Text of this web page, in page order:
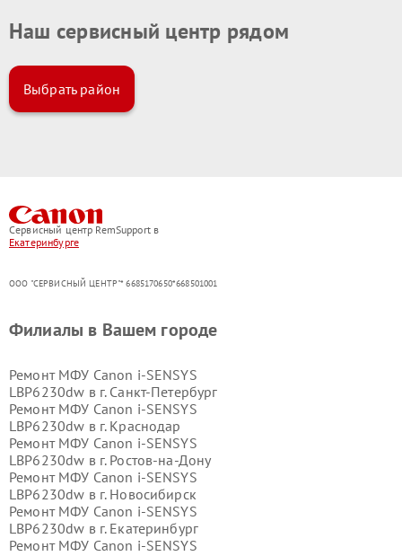
Наш сервисный центр рядом
Выбрать район
Сервисный центр RemSupport в
Екатеринбурге
ООО "СЕРВИСНЫЙ ЦЕНТР"* 6685170650*668501001
Филиалы в Вашем городе
Ремонт МФУ Canon i-SENSYS
LBP6230dw в г. Санкт-Петербург
Ремонт МФУ Canon i-SENSYS
LBP6230dw в г. Краснодар
Ремонт МФУ Canon i-SENSYS
LBP6230dw в г. Ростов-на-Дону
Ремонт МФУ Canon i-SENSYS
LBP6230dw в г. Новосибирск
Ремонт МФУ Canon i-SENSYS
LBP6230dw в г. Екатеринбург
Ремонт МФУ Canon i-SENSYS